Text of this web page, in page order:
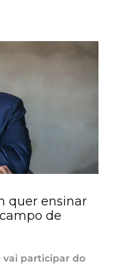
quer ensinar
de
vai participar do